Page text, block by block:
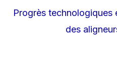
Progrès technologiques
des